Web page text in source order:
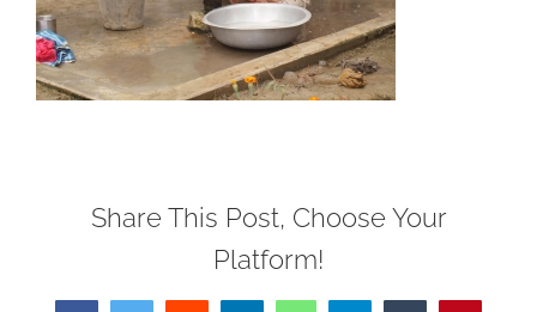
Share This Post, Choose Your
Platform!